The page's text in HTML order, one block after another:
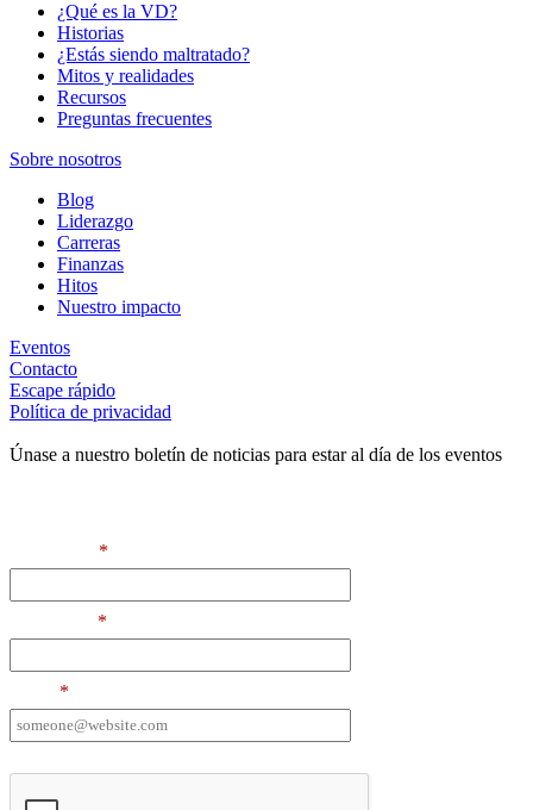
¿Qué es la VD?
Historias
¿Estás siendo maltratado?
Mitos y realidades
Recursos
Preguntas frecuentes
Sobre nosotros
Blog
Liderazgo
Carreras
Finanzas
Hitos
Nuestro impacto
Eventos
Contacto
Escape rápido
Política de privacidad
Únase a nuestro boletín de noticias para estar al día de los eventos
*
*
*